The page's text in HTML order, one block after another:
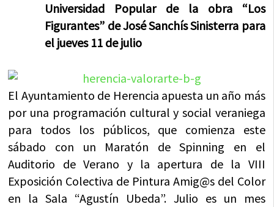
Universidad Popular de la obra “Los
Figurantes” de José Sanchís Sinisterra para
el jueves 11 de julio
El Ayuntamiento de Herencia apuesta un año más
por una programación cultural y social veraniega
para todos los públicos, que comienza este
sábado con un Maratón de Spinning en el
Auditorio de Verano y la apertura de la VIII
Exposición Colectiva de Pintura Amig@s del Color
en la Sala “Agustín Ubeda”. Julio es un mes